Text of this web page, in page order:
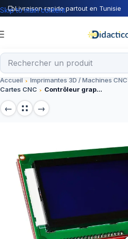
Livraison rapide partout en Tunisie
Skip to main content
Accueil Imprimantes 3D / Machines CNC
Cartes CNC
Contrôleur graphique LCD 12864 pour carte rampes 1.4